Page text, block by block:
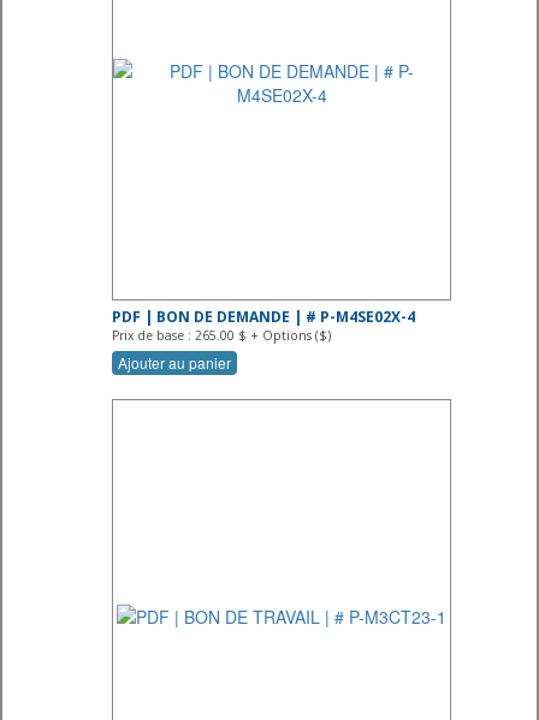
PDF | BON DE DEMANDE | # P-M4SE02X-4
Prix de base : 265.00 $ + Options ($)
Ajouter au panier